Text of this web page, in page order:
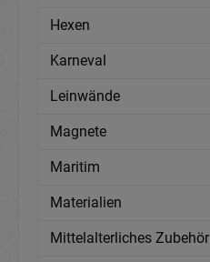
Hexen
Karneval
Leinwände
Magnete
Maritim
Materialien
Mittelalterliches Zubehör